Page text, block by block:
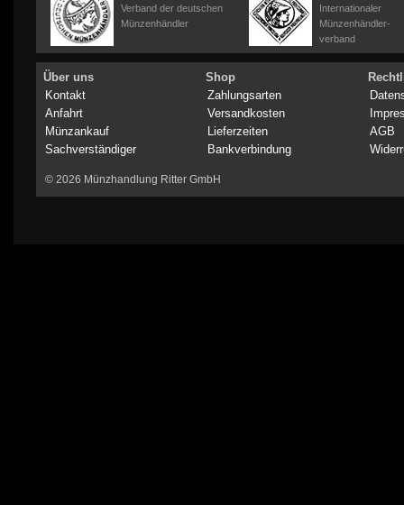
Verband der deutschen
Münzenhändler
Internationaler
Münzenhändler-
verband
Über uns
Kontakt
Anfahrt
Münzankauf
Sachverständiger
Shop
Zahlungsarten
Versandkosten
Lieferzeiten
Bankverbindung
AGB
© 2026 Münzhandlung Ritter GmbH